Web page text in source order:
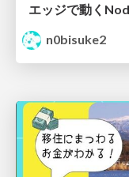
n0bisuke2